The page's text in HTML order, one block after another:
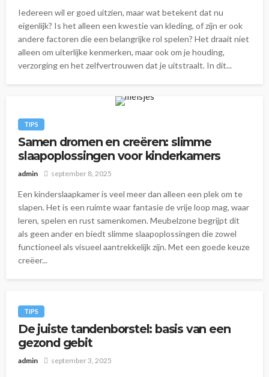
Iedereen wil er goed uitzien, maar wat betekent dat nu
eigenlijk? Is het alleen een kwestie van kleding, of zijn er ook
andere factoren die een belangrijke rol spelen? Het draait niet
alleen om uiterlijke kenmerken, maar ook om je houding,
verzorging en het zelfvertrouwen dat je uitstraalt. In dit...
TIPS
Samen dromen en creëren: slimme
slaapoplossingen voor kinderkamers
admin september 8, 2025
Een kinderslaapkamer is veel meer dan alleen een plek om te
slapen. Het is een ruimte waar fantasie de vrije loop mag, waar
leren, spelen en rust samenkomen. Meubelzone begrijpt dit
als geen ander en biedt slimme slaapoplossingen die zowel
functioneel als visueel aantrekkelijk zijn. Met een goede keuze
creëer...
TIPS
De juiste tandenborstel: basis van een
gezond gebit
admin september 3, 2025